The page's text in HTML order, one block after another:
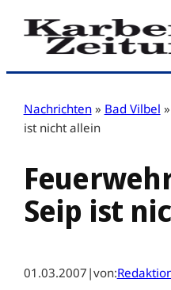
Zum
Inhalt
Nachrichten » Bad Vilbel »
ist nicht allein
Seip ist
01.03.2007 |von: